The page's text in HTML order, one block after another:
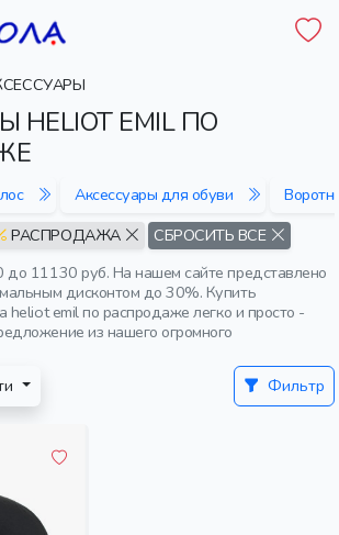
HELIOT EMIL ПО
Аксессуары для обуви
РАСПРОДАЖА
СБРОСИТЬ ВСЕ
до 11130 руб. На нашем сайте представлено
дисконтом до 30%. Купить
heliot emil по распродаже легко и просто -
из нашего огромного
Фильтр